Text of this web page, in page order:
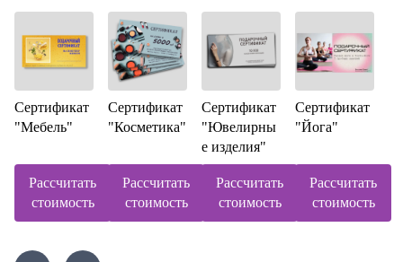
Сертификат
"Мебель"
Рассчитать
стоимость
Сертификат
"Косметика"
Рассчитать
стоимость
Сертификат
"Ювелирны
е изделия"
Рассчитать
стоимость
Сертификат
"Йога"
Рассчитать
стоимость